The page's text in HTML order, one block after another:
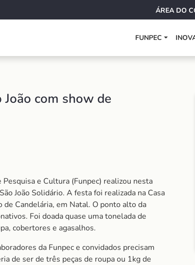
ÁREA DO
FUNPEC
João com show de
e Cultura (Funpec) realizou nesta
João Solidário. A festa foi realizada na Casa
de Candelária, em Natal. O ponto alto da
Foi doada quase uma tonelada de
cobertores e agasalhos.
da Funpec e convidados precisam
de ser de três peças de roupa ou 1kg de